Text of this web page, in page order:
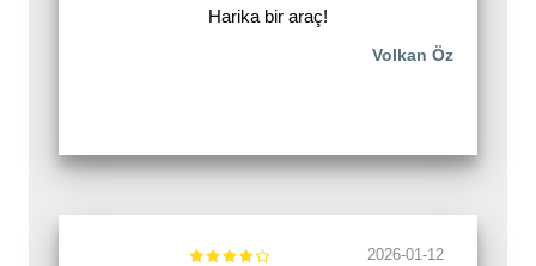
Harika bir araç!
Volkan Öz
2026-01-12